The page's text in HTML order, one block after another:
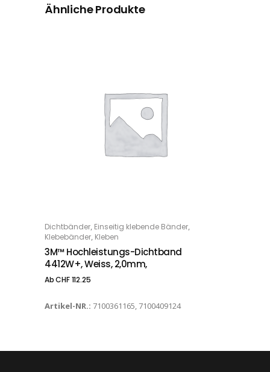
Ähnliche Produkte
OPTIONS
Dichtbänder, Einseitig klebende Bänder,
Klebebänder, Kleben
3M™ Hochleistungs-Dichtband
4412W+, Weiss, 2,0mm,
AbCHF112.25
Artikel-NR.: 7100361165, 7100409124